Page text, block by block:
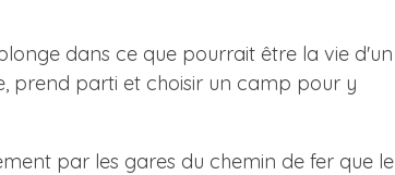
dans ce que pourrait être la vie d'un
prend parti et choisir un camp pour y
par les gares du chemin de fer que le